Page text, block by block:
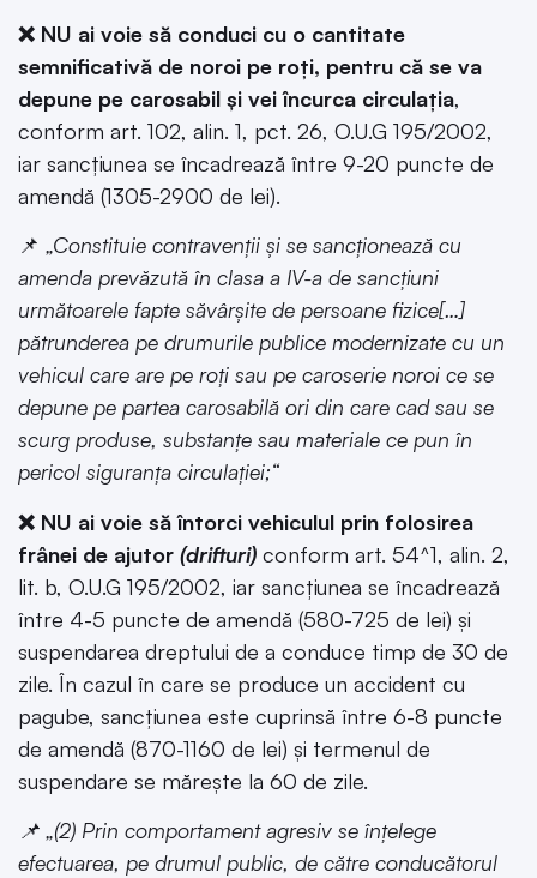
❌ NU ai voie să conduci cu o cantitate
semnificativă de noroi pe roți, pentru că se va
depune pe carosabil și vei încurca circulația,
conform art. 102, alin. 1, pct. 26, O.U.G 195/2002,
iar sancțiunea se încadrează între 9-20 puncte de
amendă (1305-2900 de lei).
📌 „Constituie contravenții și se sancționează cu
amenda prevăzută în clasa a IV-a de sancțiuni
următoarele fapte săvârșite de persoane fizice[…]
pătrunderea pe drumurile publice modernizate cu un
vehicul care are pe roți sau pe caroserie noroi ce se
depune pe partea carosabilă ori din care cad sau se
scurg produse, substanțe sau materiale ce pun în
pericol siguranța circulației;“
❌ NU ai voie să întorci vehiculul prin folosirea
frânei de ajutor (drifturi) conform art. 54^1, alin. 2,
lit. b, O.U.G 195/2002, iar sancțiunea se încadrează
între 4-5 puncte de amendă (580-725 de lei) și
suspendarea dreptului de a conduce timp de 30 de
zile. În cazul în care se produce un accident cu
pagube, sancțiunea este cuprinsă între 6-8 puncte
de amendă (870-1160 de lei) și termenul de
suspendare se mărește la 60 de zile.
📌 „(2) Prin comportament agresiv se înțelege
efectuarea, pe drumul public, de către conducătorul